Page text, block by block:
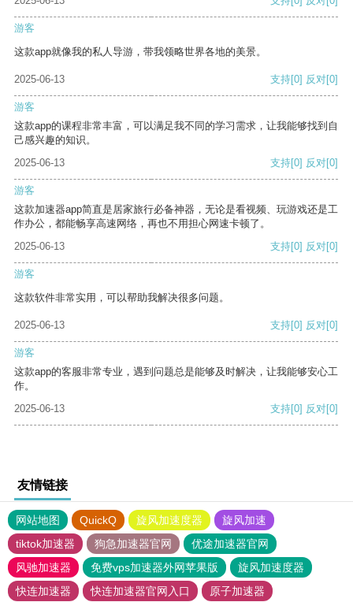
游客
这款app就像我的私人导游，带我领略世界各地的美景。
2025-06-13 支持[0] 反对[0]
游客
这款app的课程非常丰富，可以满足我不同的学习需求，让我能够找到自
己感兴趣的知识。
2025-06-13
支持[0] 反对[0]
游客
这款加速器app简直是居家旅行必备神器，无论是看视频、玩游戏还是工
作办公，都能畅享高速网络，再也不用担心网速卡顿了。
2025-06-13
支持[0] 反对[0]
游客
这款软件非常实用，可以帮助我解决很多问题。
2025-06-13 支持[0] 反对[0]
游客
这款app的客服非常专业，遇到问题总是能够及时解决，让我能够安心工
作。
2025-06-13
支持[0] 反对[0]
友情链接
网站地图 QuickQ 旋风加速度器
旋风加速
tiktok加速器
狗急加速器官网
优途加速器官网
风驰加速器
免费vps加速器外网苹果版
旋风加速度器
快连加速器
快连加速器官网入口 原子加速器